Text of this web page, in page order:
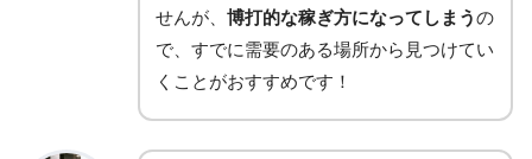
せんが、 博打的な稼ぎ方になってしまうの
で、すでに需要のある場所から見つけてい
くことがおすすめです！